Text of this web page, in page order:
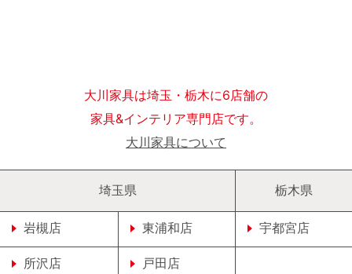
大川家具は埼玉・栃木に6店舗の
家具&インテリア専門店です。
大川家具について
埼玉県
岩槻店 東浦和店
所沢店 戸田店
栃木県
宇都宮店